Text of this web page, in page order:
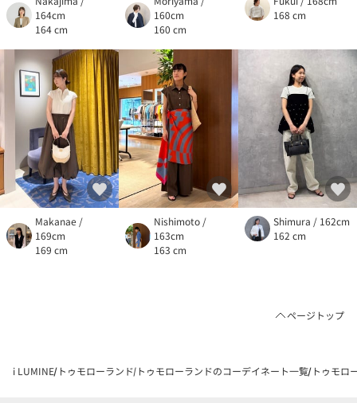
164cm
164 cm
160cm
160 cm
168 cm
Makanae /
169cm
169 cm
Nishimoto /
163cm
163 cm
Shimura / 162cm
162 cm
ページトップ
i LUMINE トゥモローランド トゥモローランドのコーデイネート一覧 トゥモロ